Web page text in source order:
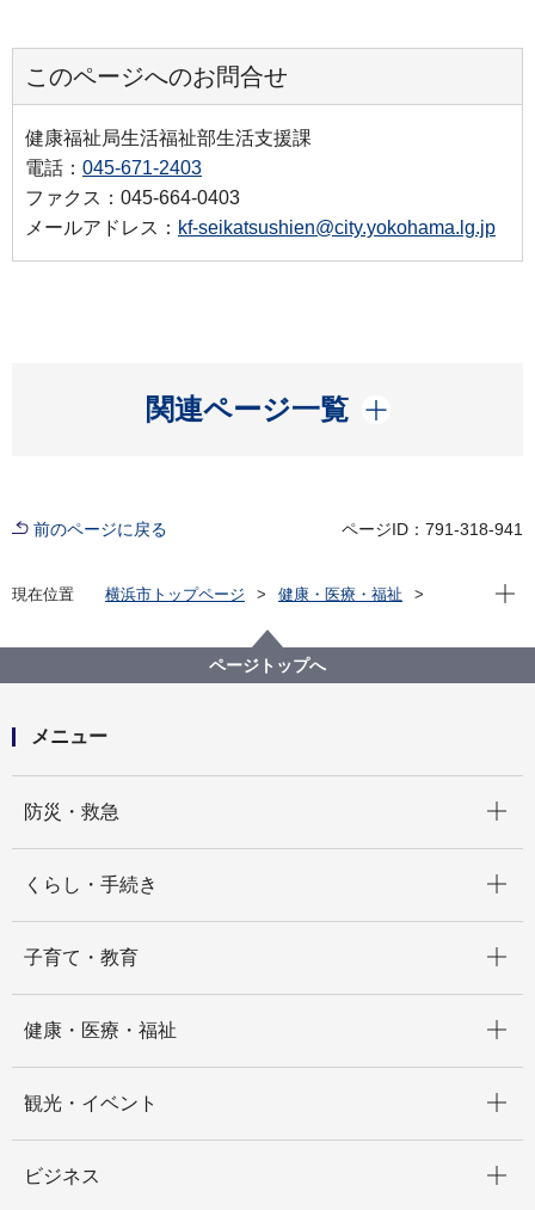
このページへのお問合せ
健康福祉局生活福祉部生活支援課
電話： 045-671-2403
ファクス：045-664-0403
メールアドレス： kf-seikatsushien@city.yokohama.lg.jp
関連ページ一覧
開く
前のページに戻る ページID：791-318-941
現在位置 横浜市トップページ
健康・医療・福祉
生活保護申請対応検証専門分科会
現在
ページトップへ
メニュー
防災・救急
くらし・手続き
子育て・教育
健康・医療・福祉
観光・イベント
ビジネス